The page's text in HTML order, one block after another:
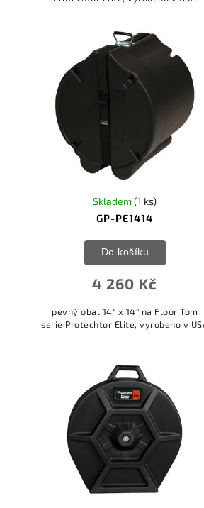
GP-PE1414
Skladem(1 ks)
4 260 Kč
Do košíku
pevný obal 14" x 14" na Floor Tom
serie Protechtor Elite, vyrobeno v